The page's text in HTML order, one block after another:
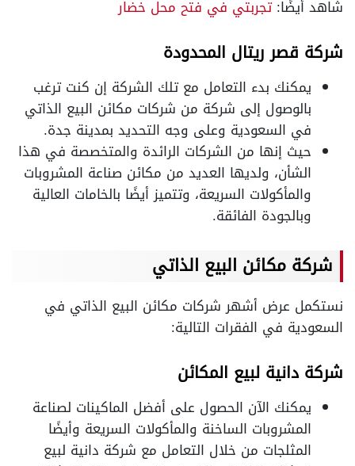
شاهد أيضًا:تجربتي في فتح محل خضار
شركة قصر ريتال المحدودة
يمكنك بدء التعامل مع تلك الشركة إن كنت ترغب
بالوصول إلى شركة من شركات مكائن البيع الذاتي
في السعودية وعلى وجه التحديد بمدينة جدة.
حيث إنها من الشركات الرائدة والمتخصصة في هذا
الشأن، ولديها العديد من مكائن صناعة المشروبات
والمأكولات السريعة، وتتميز أيضًا بالخامات العالية
وبالجودة الفائقة.
شركة مكائن البيع الذاتي
نستكمل عرض أشهر شركات مكائن البيع الذاتي في
السعودية في الفقرات التالية:
شركة دانية لبيع المكائن
يمكنك الآن الحصول على أفضل الماكينات لصناعة
المشروبات الساخنة والمأكولات السريعة وأيضًا
المثلجات من خلال التعامل مع شركة دانية لبيع